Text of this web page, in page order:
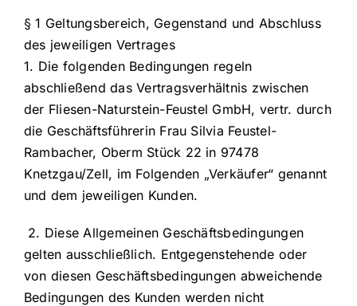
Jobs
Über uns
Kontakt
§ 1 Geltungsbereich, Gegenstand und Abschluss
des jeweiligen Vertrages
1. Die folgenden Bedingungen regeln
abschließend das Vertragsverhältnis zwischen
der Fliesen-Naturstein-Feustel GmbH, vertr. durch
die Geschäftsführerin Frau Silvia Feustel-
Rambacher, Oberm Stück 22 in 97478
Knetzgau/Zell, im Folgenden „Verkäufer“ genannt
und dem jeweiligen Kunden.
2. Diese Allgemeinen Geschäftsbedingungen
gelten ausschließlich. Entgegenstehende oder
von diesen Geschäftsbedingungen abweichende
Bedingungen des Kunden werden nicht